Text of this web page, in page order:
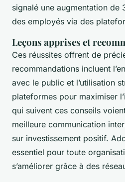
signalé une augmentation de
des employés via des
Leçons apprises et
Ces réussites offrent de
recommandations incluent
avec le public et l’utilisation
plateformes pour maximiser
qui suivent ces conseils
meilleure communication
sur investissement positif.
essentiel pour toute
s’améliorer grâce à des